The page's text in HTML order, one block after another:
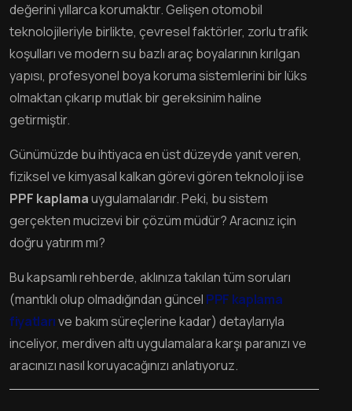
değerini yıllarca korumaktır. Gelişen otomobil
teknolojileriyle birlikte, çevresel faktörler, zorlu trafik
koşulları ve modern su bazlı araç boyalarının kırılgan
yapısı, profesyonel boya koruma sistemlerini bir lüks
olmaktan çıkarıp mutlak bir gereksinim haline
getirmiştir.
Günümüzde bu ihtiyaca en üst düzeyde yanıt veren,
fiziksel ve kimyasal kalkan görevi gören teknoloji ise
PPF kaplamauygulamalarıdır. Peki, bu sistem
gerçekten mucizevi bir çözüm müdür? Aracınız için
doğru yatırım mı?
Bu kapsamlı rehberde, aklınıza takılan tüm soruları
(mantıklı olup olmadığından güncel PPF kaplama
fiyatlarıve bakım süreçlerine kadar) detaylarıyla
inceliyor, merdiven altı uygulamalara karşı paranızı ve
aracınızı nasıl koruyacağınızı anlatıyoruz.